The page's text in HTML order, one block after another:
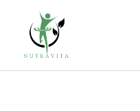
Přeskočit
obsah